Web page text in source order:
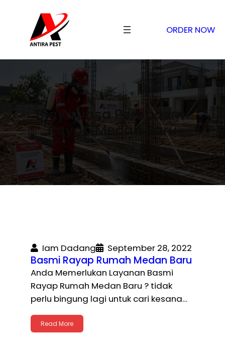
ORDER NOW
Biaya Jasa Pembasmi
Rayap Medan Baru
Iam Dadang September 28, 2022
Basmi Rayap Rumah Medan Baru
Anda Memerlukan Layanan Basmi
Rayap Rumah Medan Baru ? tidak
perlu bingung lagi untuk cari kesana…
Read More